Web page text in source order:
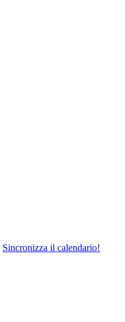
Sincronizza il calendario!